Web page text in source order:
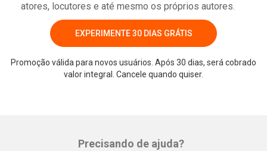
atores, locutores e até mesmo os próprios autores.
EXPERIMENTE 30 DIAS GRÁTIS
Promoção válida para novos usuários. Após 30 dias, será cobrado
valor integral. Cancele quando quiser.
Precisando de ajuda?